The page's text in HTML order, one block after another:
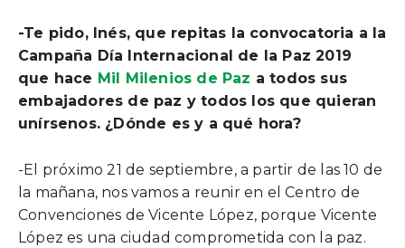
-Te pido, Inés, que repitas la convocatoria a la
Campaña Día Internacional de la Paz 2019
que hace Mil Milenios de Paz a todos sus
embajadores de paz y todos los que quieran
unírsenos. ¿Dónde es y a qué hora?
-El próximo 21 de septiembre, a partir de las 10 de
la mañana, nos vamos a reunir en el Centro de
Convenciones de Vicente López, porque Vicente
López es una ciudad comprometida con la paz.